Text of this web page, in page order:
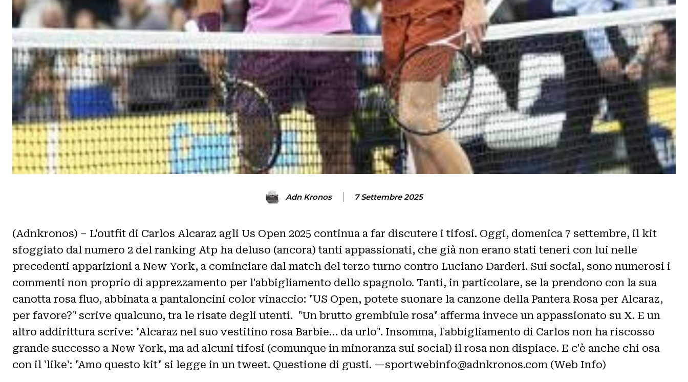
Adn Kronos 7 Settembre 2025
(Adnkronos) – L'outfit di Carlos Alcaraz agli Us Open 2025 continua a far discutere i tifosi. Oggi, domenica 7 settembre, il kit
sfoggiato dal numero 2 del ranking Atp ha deluso (ancora) tanti appassionati, che già non erano stati teneri con lui nelle
precedenti apparizioni a New York, a cominciare dal match del terzo turno contro Luciano Darderi. Sui social, sono numerosi i
commenti non proprio di apprezzamento per l'abbigliamento dello spagnolo. Tanti, in particolare, se la prendono con la sua
canotta rosa fluo, abbinata a pantaloncini color vinaccio: "US Open, potete suonare la canzone della Pantera Rosa per Alcaraz,
per favore?" scrive qualcuno, tra le risate degli utenti. "Un brutto grembiule rosa" afferma invece un appassionato su X. E un
altro addirittura scrive: "Alcaraz nel suo vestitino rosa Barbie… da urlo". Insomma, l'abbigliamento di Carlos non ha riscosso
grande successo a New York, ma ad alcuni tifosi (comunque in minoranza sui social) il rosa non dispiace. E c'è anche chi osa
con il 'like': "Amo questo kit" si legge in un tweet. Questione di gusti. —sportwebinfo@adnkronos.com (Web Info)